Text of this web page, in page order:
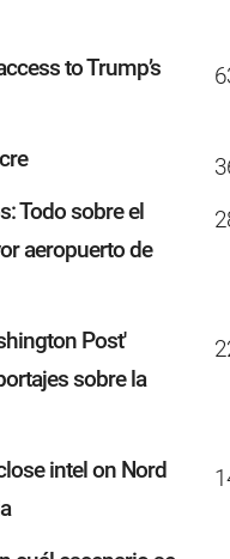
to Trump’s
Todo sobre el
aeropuerto de
Post'
sobre la
intel on Nord